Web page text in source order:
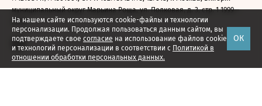
На нашем сайте используются cookie-файлы и технологии
персонализации. Продолжая пользоваться данным сайтом, вы
подтверждаете свое согласие на использование файлов cookie
и технологий персонализации в соответствии с Политикой в
отношении обработки персональных данных.
ОК
муниципальный округ Марьина Роща, ул. Полковая, д. 3, стр. 1 1999—
2026